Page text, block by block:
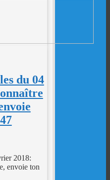
du 04
2018:
envoie ton